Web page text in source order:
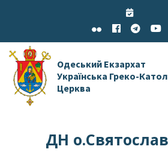
Одеський Екзархат
Українська Греко-
Церква
ДН